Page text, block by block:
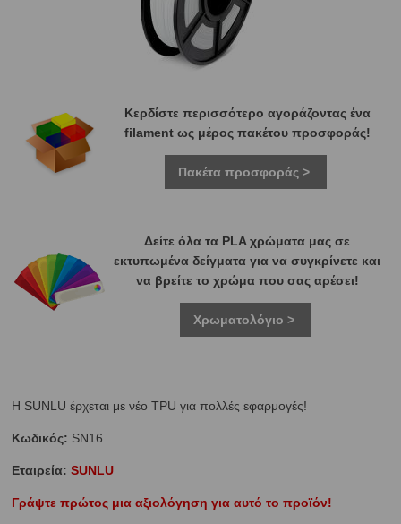
Κερδίστε περισσότερο αγοράζοντας ένα
filament ως μέρος πακέτου προσφοράς!
Πακέτα προσφοράς >
Δείτε όλα τα PLA χρώματα μας σε
εκτυπωμένα δείγματα για να συγκρίνετε και
να βρείτε το χρώμα που σας αρέσει!
Χρωματολόγιο >
Η SUNLU έρχεται με νέο TPU για πολλές εφαρμογές!
Κωδικός: SN16
Εταιρεία: SUNLU
Γράψτε πρώτος μια αξιολόγηση για αυτό το προϊόν!